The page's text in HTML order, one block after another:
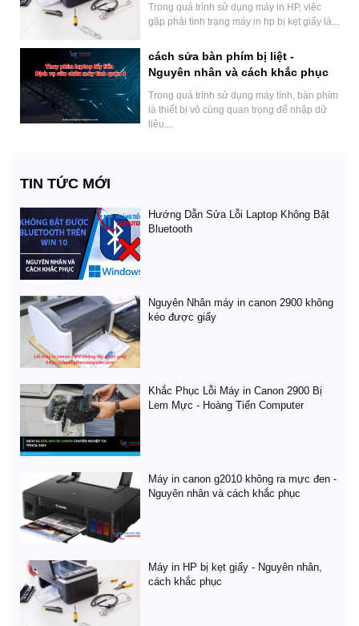
Trong quá trình sử dụng máy in HP, việc
gặp phải tình trạng máy in hp bị kẹt giấy là...
cách sửa bàn phím bị liệt -
Nguyên nhân và cách khắc phục
hiệu quả
Trong quá trình sử dụng máy tính, bàn phím
là thiết bị vô cùng quan trọng để nhập dữ
liệu,...
TIN TỨC MỚI
Hướng Dẫn Sửa Lỗi Laptop Không Bật
Bluetooth
Nguyên Nhân máy in canon 2900 không
kéo được giấy
Khắc Phục Lỗi Máy in Canon 2900 Bị
Lem Mực - Hoàng Tiến Computer
Máy in canon g2010 không ra mực đen -
Nguyên nhân và cách khắc phục
Máy in HP bị kẹt giấy - Nguyên nhân,
cách khắc phục